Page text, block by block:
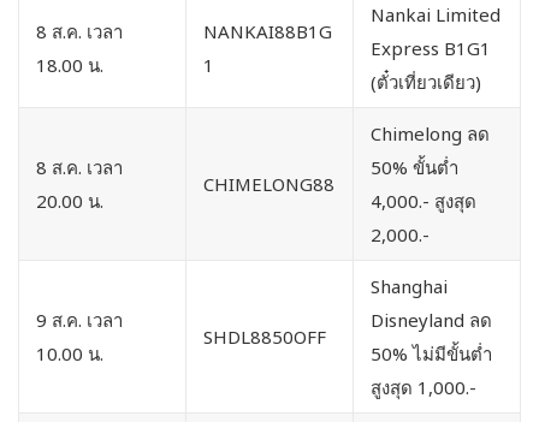
8 ส.ค. เวลา
18.00 น.
NANKAI88B1G
1
Nankai Limited
Express B1G1
(ตั๋วเที่ยวเดียว)
8 ส.ค. เวลา
20.00 น.
CHIMELONG88
Chimelong ลด
50% ขั้นต่ำ
4,000.- สูงสุด
2,000.-
9 ส.ค. เวลา
10.00 น.
SHDL8850OFF
Shanghai
Disneyland ลด
50% ไม่มีขั้นต่ำ
สูงสุด 1,000.-